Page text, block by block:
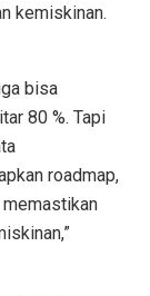
kemiskinan.
bisa
80 %. Tapi
roadmap,